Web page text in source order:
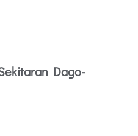
Dago-